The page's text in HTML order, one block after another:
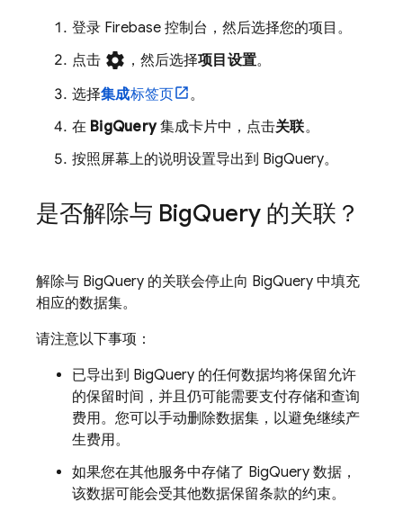
登录 Firebase 控制台，然后选择您的项目。
点击 settings ，然后选择项目设置。
选择集成标签页
。
在 BigQuery集成卡片中，点击关联。
按照屏幕上的说明设置导出到 BigQuery。
是否解除与 BigQuery 的关联？
解除与 BigQuery 的关联会停止向 BigQuery 中填充
相应的数据集。
请注意以下事项：
已导出到 BigQuery 的任何数据均将保留允许
的保留时间，并且仍可能需要支付存储和查询
费用。您可以手动删除数据集，以避免继续产
生费用。
如果您在其他服务中存储了 BigQuery 数据，
该数据可能会受其他数据保留条款的约束。